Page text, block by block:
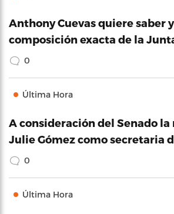
Anthony Cuevas quiere saber
composición exacta de la
0
Última Hora
A consideración del Senado
Julie Gómez como secretaria
0
Última Hora